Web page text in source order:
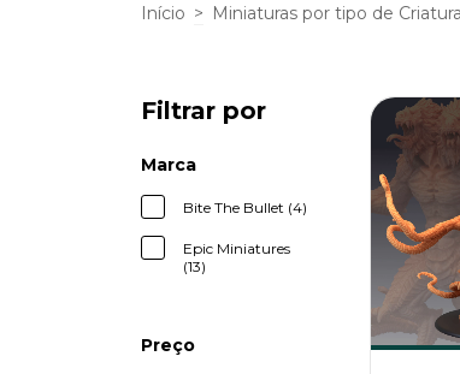
Início > Miniaturas por tipo de Criatura
Filtrar por
Marca
Bite The Bullet (4)
Epic Miniatures
(13)
Preço